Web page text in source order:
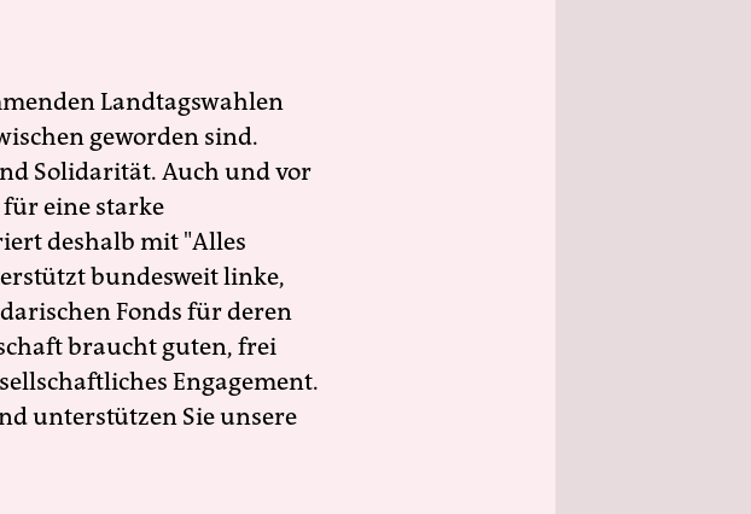
Landtagswahlen
geworden sind.
Solidarität. Auch und vor
eine starke
deshalb mit "Alles
bundesweit linke,
Fonds für deren
braucht guten, frei
Engagement.
unterstützen Sie unsere